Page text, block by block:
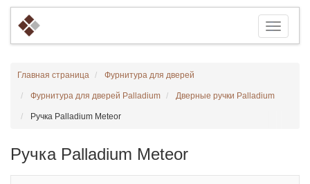
Главная страница Фурнитура для дверей
Фурнитура для дверей Palladium Дверные ручки Palladium
Ручка Palladium Meteor
Ручка Palladium Meteor